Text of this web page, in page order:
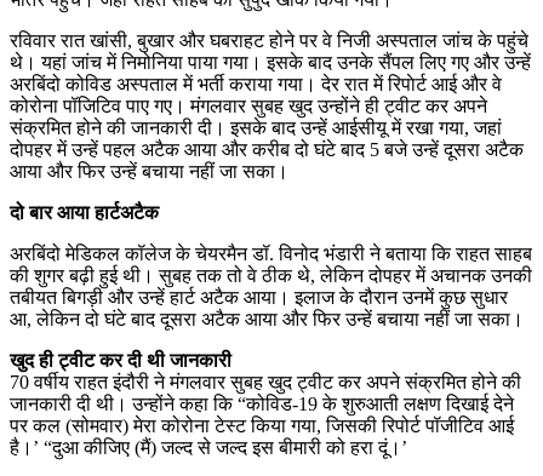
रविवार रात खांसी, बुखार और घबराहट होने पर वे निजी अस्पताल जांच के पहुंचे
थे। यहां जांच में निमोनिया पाया गया। इसके बाद उनके सैंपल लिए गए और उन्हें
अरबिंदो कोविड अस्पताल में भर्ती कराया गया। देर रात में रिपाेर्ट आई और वे
कोरोना पॉजिटिव पाए गए। मंगलवार सुबह खुद उन्होंने ही ट्वीट कर अपने
संक्रमित होने की जानकारी दी। इसके बाद उन्हें आईसीयू में रखा गया, जहां
दोपहर में उन्हें पहल अटैक आया और करीब दो घंटे बाद 5 बजे उन्हें दूसरा अटैक
आया और फिर उन्हें बचाया नहीं जा सका।
दो बार आया हार्टअटैक
अरबिंदो मेडिकल कॉलेज के चेयरमैन डॉ. विनोद भंडारी ने बताया कि राहत साहब
की शुगर बढ़ी हुई थी। सुबह तक तो वे ठीक थे, लेकिन दोपहर में अचानक उनकी
तबीयत बिगड़ी और उन्हें हार्ट अटैक आया। इलाज के दौरान उनमें कुछ सुधार
आ, लेकिन दो घंटे बाद दूसरा अटैक आया और फिर उन्हें बचाया नहीं जा सका।
खुद ही ट्वीट कर दी थी जानकारी
70 वर्षीय राहत इंदौरी ने मंगलवार सुबह खुद ट्वीट कर अपने संक्रमित होने की
जानकारी दी थी। उन्होंने कहा कि “कोविड-19 के शुरुआती लक्षण दिखाई देने
पर कल (सोमवार) मेरा कोरोना टेस्ट किया गया, जिसकी रिपोर्ट पॉजीटिव आई
है।’ “दुआ कीजिए (मैं) जल्द से जल्द इस बीमारी को हरा दूं।’